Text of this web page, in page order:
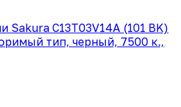
Sakura C13T03V14A (101 BK)
тип, черный, 7500 к.,